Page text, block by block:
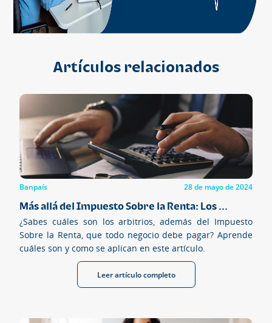
Artículos relacionados
Banpaís 28 de mayo de 2024
Más allá del Impuesto Sobre la Renta: Los ...
¿Sabes cuáles son los arbitrios, además del Impuesto
Sobre la Renta, que todo negocio debe pagar? Aprende
cuáles son y como se aplican en este artículo.
Leer artículo completo